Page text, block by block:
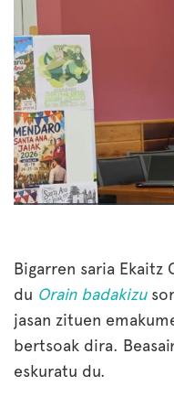
Bigarren saria Ekaitz
du Orain badakizu
jasan zituen
bertsoak dira.
eskuratu du.